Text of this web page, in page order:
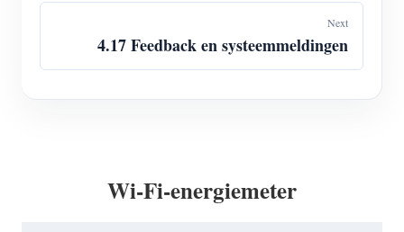
Next
4.17 Feedback en systeemmeldingen
Wi-Fi-energiemeter